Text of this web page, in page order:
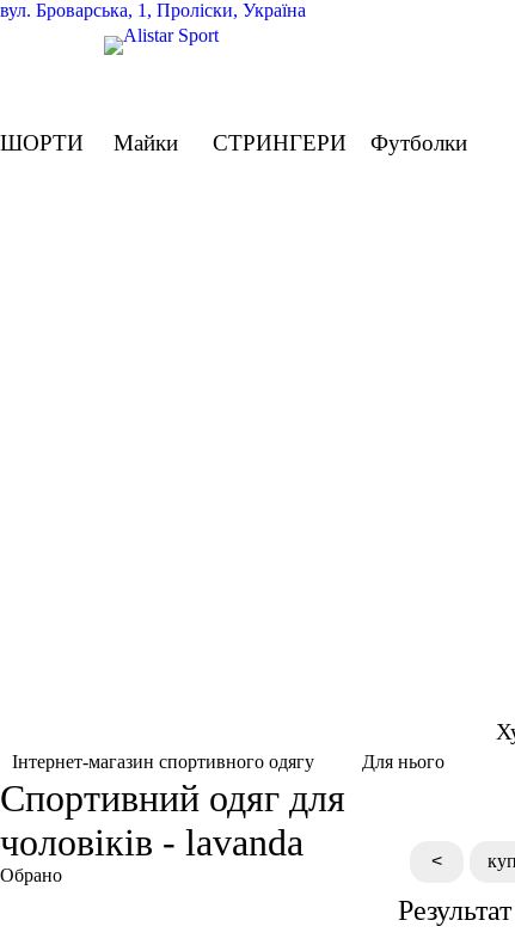
вул. Броварська, 1, Проліски, Україна
ШОРТИ Майки СТРИНГЕРИ Футболки
Інтернет-магазин спортивного одягу Для нього
Спортивний одяг для
чоловіків - lavanda
Обрано
<